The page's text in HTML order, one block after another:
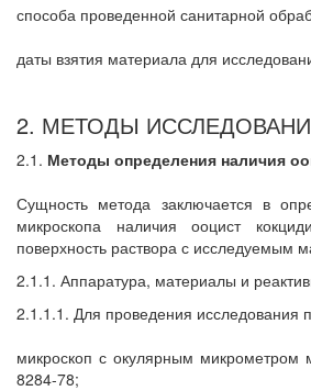
способа проведенной санитарной
даты взятия материала для
2. МЕТОДЫ
2.1. Методы определения наличия
Сущность метода заключается в
микроскопа наличия ооцист
поверхность раствора с исследуемым
2.1.1. Аппаратура, материалы и
2.1.1.1. Для проведения исследования
микроскоп с окулярным
8284-78;